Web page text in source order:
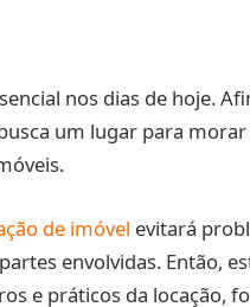
nos dias de hoje.
um lugar para
de imóvel evitará
envolvidas. Então,
e práticos da locação,